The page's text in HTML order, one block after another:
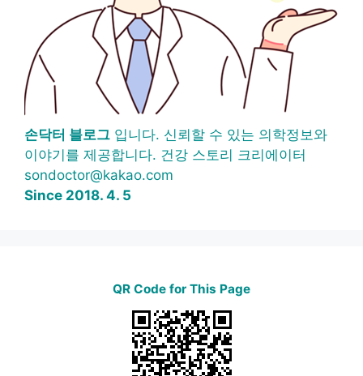
손닥터 블로그 입니다. 신뢰할 수 있는 의학정보와
이야기를 제공합니다. 건강 스토리 크리에이터
sondoctor@kakao.com
Since 2018. 4. 5
QR Code for This Page